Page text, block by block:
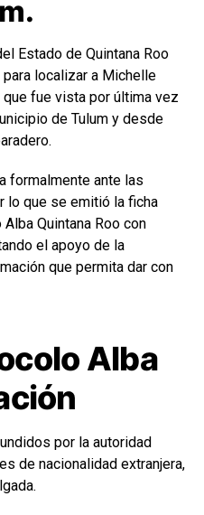
Estado de Quintana Roo
localizar a Michelle
que fue vista por última vez
de Tulum y desde
formalmente ante las
lo que se emitió la ficha
Quintana Roo con
el apoyo de la
que permita dar con
Alba
por la autoridad
de nacionalidad extranjera,